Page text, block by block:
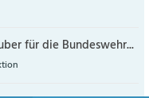
für die Bundeswehr...